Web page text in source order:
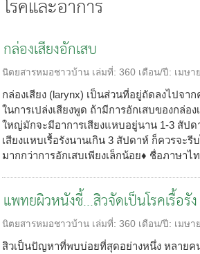
โรคและอาการ
กล่องเสียงอักเสบ
นิตยสารหมอชาวบ้าน เล่มที่: 360 เดือน/ปี: เมษา
กล่องเสียง (larynx) เป็นส่วนที่อยู่ถัดลงไปจ
ในการเปล่งเสียงพูด ถ้ามีการอักเสบของกล่
ใหญ่มักจะมีอาการเสียงแหบอยู่นาน 1-3 สัป
เสียงแหบเรื้อรังนานเกิน 3 สัปดาห์ ก็ควรจะ
มากกว่าการอักเสบเพียงเล็กน้อย♦ ชื่อภาษาไ
แพทยผิวหนังชี้...สิวจัดเป็นโรคเรื้อรัง
นิตยสารหมอชาวบ้าน เล่มที่: 360 เดือน/ปี: เมษา
สิวเป็นปัญหาที่พบบ่อยที่สุดอย่างหนึ่ง หลายค